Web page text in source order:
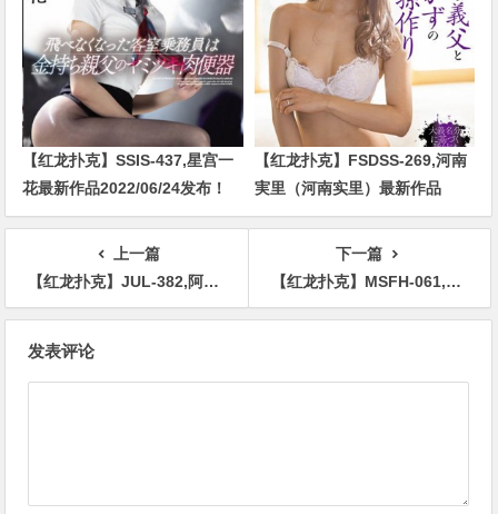
【红龙扑克】SSIS-437,星宫一
花最新作品2022/06/24发布！
【红龙扑克】FSDSS-269,河南
実里（河南实里）最新作品
2021-08-26发布！
上一篇
【红龙扑克】JUL-382,阿部乃美久最新作品2020/11/25发布！
下一篇
【红龙扑克】MSFH-061,吉永このみ(吉永好美，Yoshinaga-Konomi)最新作品2021/06/10发布！
发表评论